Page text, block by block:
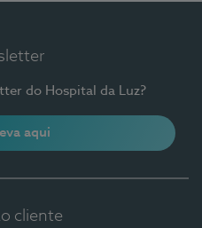
do Hospital da Luz?
aqui
cliente